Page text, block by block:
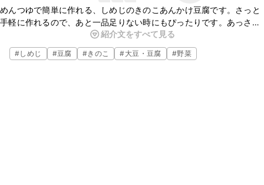
めんつゆで簡単に作れる、しめじのきのこあんかけ豆腐です。さっと
手軽に作れるので、あと一品足りない時にもぴったりです。あっさり
としたきのこあんかけは、豆腐との相性抜群ですよ。ぜひ作ってみて
くださいね。
紹介文をすべて見る
#しめじ #豆腐 #きのこ #大豆・豆腐 #野菜